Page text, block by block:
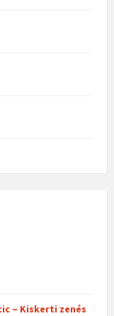
– Kiskerti zenés